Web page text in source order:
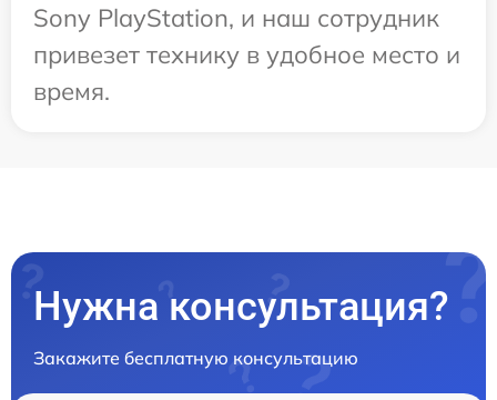
Sony PlayStation, и наш сотрудник
привезет технику в удобное место и
время.
Нужна консультация?
Закажите бесплатную консультацию